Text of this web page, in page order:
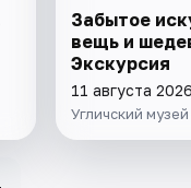
Забытое
вещь и
Экскурсия
11 августа
Угличский музей